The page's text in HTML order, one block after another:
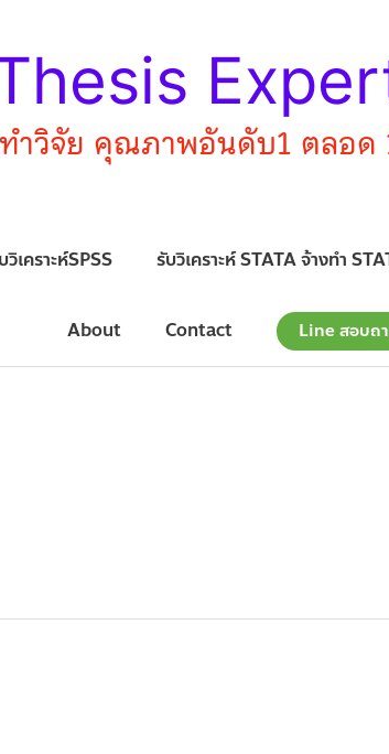
ำวิจัย คุณภาพอันดับ1 ตลอด
วิเคราะห์SPSS รับวิเคราะห์ STATA จ้างทำ
About Contact Line สอบถ